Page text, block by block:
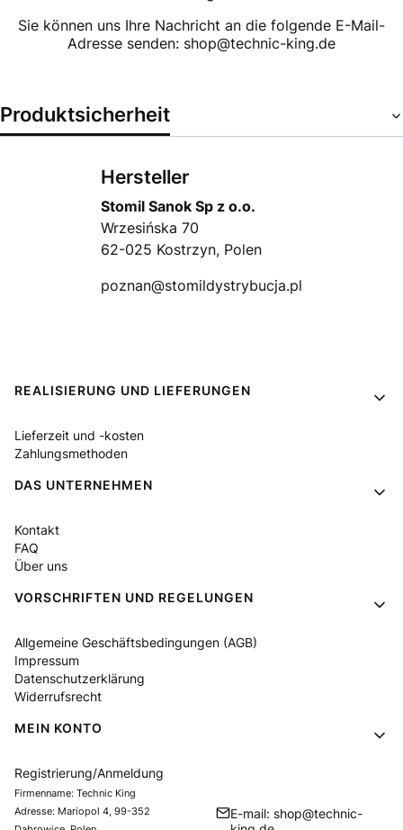
Sie können uns Ihre Nachricht an die folgende E-Mail-
Adresse senden: shop@technic-king.de
Produktsicherheit
Hersteller
Stomil Sanok Sp z o.o.
Wrzesińska 70
62-025 Kostrzyn, Polen
poznan@stomildystrybucja.pl
Fußzeilenmenü
REALISIERUNG UND LIEFERUNGEN
Lieferzeit und -kosten
Zahlungsmethoden
DAS UNTERNEHMEN
Kontakt
FAQ
Über uns
VORSCHRIFTEN UND REGELUNGEN
Allgemeine Geschäftsbedingungen (AGB)
Impressum
Datenschutzerklärung
Widerrufsrecht
MEIN KONTO
Registrierung/Anmeldung
Firmenname: Technic King
Adresse: Mariopol 4, 99-352
E-mail: shop@technic-